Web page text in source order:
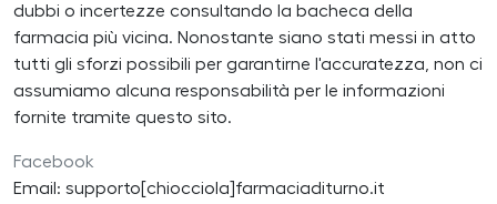
dubbi o incertezze consultando la bacheca della
farmacia più vicina. Nonostante siano stati messi in atto
tutti gli sforzi possibili per garantirne l'accuratezza, non ci
assumiamo alcuna responsabilità per le informazioni
fornite tramite questo sito.
Facebook
Email: supporto[chiocciola]farmaciaditurno.it